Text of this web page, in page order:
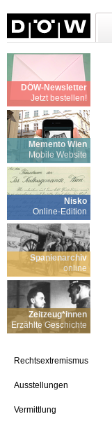
DÖW-Newsletter
Jetzt bestellen!
Memento Wien
Mobile Website
Nisko
Online-Edition
Spanienarchiv
online
Zeitzeug*innen
Erzählte Geschichte
Rechtsextremismus
Ausstellungen
Vermittlung